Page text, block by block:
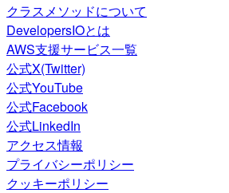
クラスメソッドについて
DevelopersIOとは
AWS支援サービス一覧
公式X(Twitter)
公式YouTube
公式Facebook
公式LinkedIn
アクセス情報
プライバシーポリシー
クッキーポリシー